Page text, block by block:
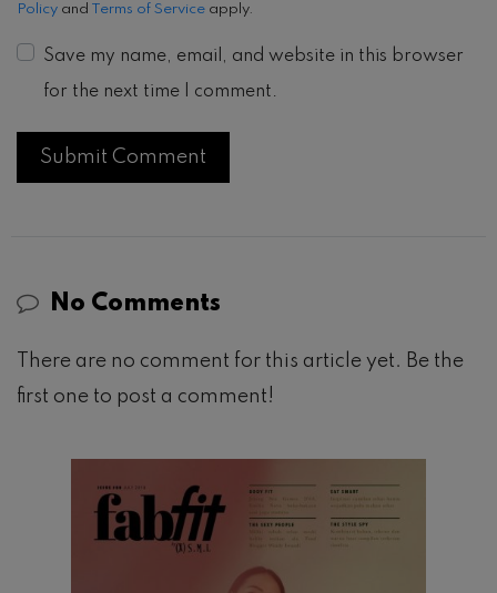
Policy and Terms of Service apply.
Save my name, email, and website in this browser
for the next time I comment.
No Comments
There are no comment for this article yet. Be the
first one to post a comment!